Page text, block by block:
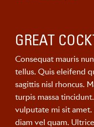
GREAT
Consequat mauris
tellus. Quis eleifend
sagittis nisl rhoncus.
turpis massa
vulputate mi sit amet.
diam vel quam.